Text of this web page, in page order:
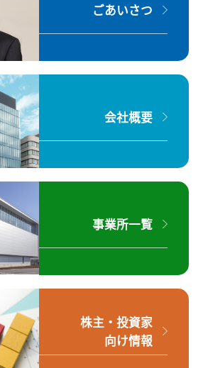
ごあいさつ
会社概要
事業所一覧
株主・投資家
向け情報